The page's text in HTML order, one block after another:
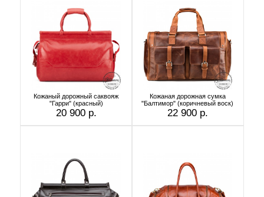
Кожаный дорожный саквояж
"Гарри" (красный)
20 900 р.
Кожаная дорожная сумка
"Балтимор" (коричневый воск)
22 900 р.